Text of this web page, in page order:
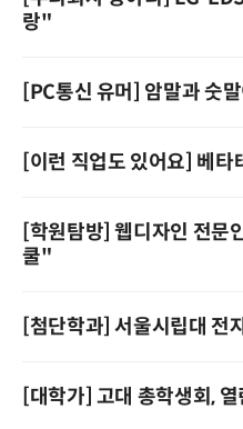
랑"
[PC통신 유머] 암말과 숫
[이런 직업도 있어요] 베타
[학원탐방] 웹디자인 전문
쿨"
[첨단학과] 서울시립대 전
[대학가] 고대 총학생회,